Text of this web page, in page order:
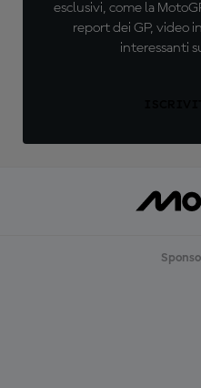
esclusivi, come la
report dei GP, video
interessanti